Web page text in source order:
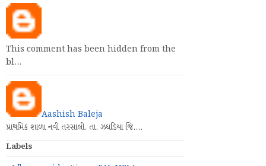
This comment has been hidden from the
bl…
Aashish Baleja
પ્રાથમિક શાળા નવી તરસાલી. તા. ઝઘડિયા જિ.…
Labels